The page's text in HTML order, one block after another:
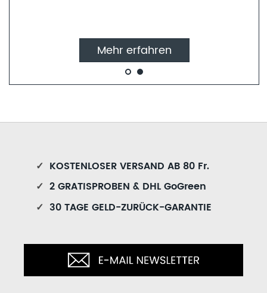
✓ KOSTENLOSER VERSAND AB 80 Fr.
✓ 2 GRATISPROBEN & DHL GoGreen
✓ 30 TAGE GELD-ZURÜCK-GARANTIE